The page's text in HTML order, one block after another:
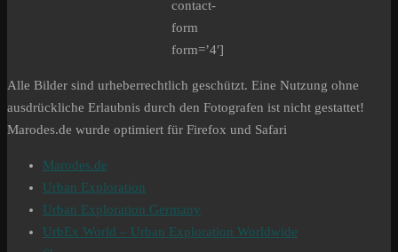
contact-
form
form=’4′]
Alle Bilder sind urheberrechtlich geschützt. Eine Nutzung ohne
ausdrückliche Erlaubnis durch den Fotografen ist nicht gestattet!
Marodes.de wurde optimiert für Firefox und Safari
Marodes.de
Urban Exploration
Urban Exploration Germany
UrbEx World – Urban Exploration Worldwide